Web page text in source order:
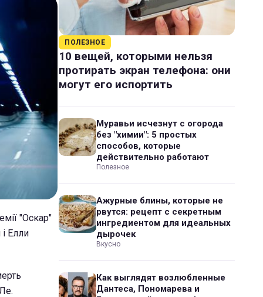
"Оскар"
Елли
ПОЛЕЗНОЕ
10 вещей, которыми нельзя
протирать экран телефона: они
могут его испортить
Муравьи исчезнут с огорода
без "химии": 5 простых
способов, которые
действительно работают
Полезное
Ажурные блины, которые не
рвутся: рецепт с секретным
ингредиентом для идеальных
дырочек
Вкусно
Как выглядят возлюбленные
Дантеса, Пономарева и